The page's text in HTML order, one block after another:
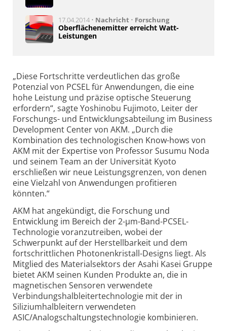
17.04.2014 • Nachricht • Forschung
Oberflächenemitter erreicht Watt-
Leistungen
„Diese Fortschritte verdeutlichen das große
Potenzial von PCSEL für Anwendungen, die eine
hohe Leistung und präzise optische Steuerung
erfordern“, sagte Yoshinobu Fujimoto, Leiter der
Forschungs- und Entwicklungsabteilung im Business
Development Center von AKM. „Durch die
Kombination des technologischen Know-hows von
AKM mit der Expertise von Professor Susumu Noda
und seinem Team an der Universität Kyoto
erschließen wir neue Leistungsgrenzen, von denen
eine Vielzahl von Anwendungen profitieren
könnten.“
AKM hat angekündigt, die Forschung und
Entwicklung im Bereich der 2-µm-Band-PCSEL-
Technologie voranzutreiben, wobei der
Schwerpunkt auf der Herstellbarkeit und dem
fortschrittlichen Photonenkristall-Designs liegt. Als
Mitglied des Materialsektors der Asahi Kasei Gruppe
bietet AKM seinen Kunden Produkte an, die in
magnetischen Sensoren verwendete
Verbindungshalbleitertechnologie mit der in
Siliziumhalbleitern verwendeten
ASIC/Analogschaltungstechnologie kombinieren.